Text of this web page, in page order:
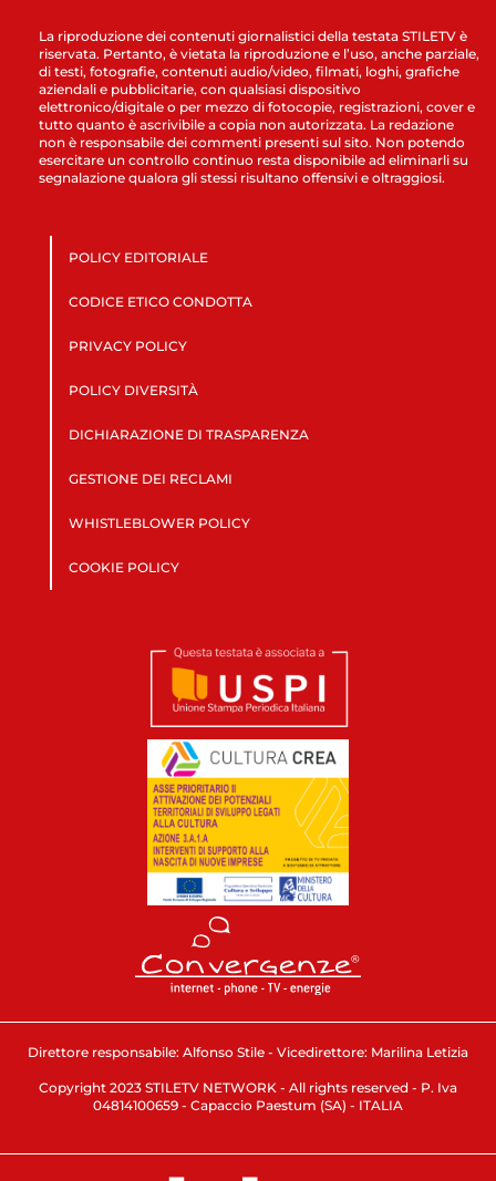
La riproduzione dei contenuti giornalistici della testata STILETV è
riservata. Pertanto, è vietata la riproduzione e l’uso, anche parziale,
di testi, fotografie, contenuti audio/video, filmati, loghi, grafiche
aziendali e pubblicitarie, con qualsiasi dispositivo
elettronico/digitale o per mezzo di fotocopie, registrazioni, cover e
tutto quanto è ascrivibile a copia non autorizzata. La redazione
non è responsabile dei commenti presenti sul sito. Non potendo
esercitare un controllo continuo resta disponibile ad eliminarli su
segnalazione qualora gli stessi risultano offensivi e oltraggiosi.
POLICY EDITORIALE
CODICE ETICO CONDOTTA
PRIVACY POLICY
POLICY DIVERSITÀ
DICHIARAZIONE DI TRASPARENZA
GESTIONE DEI RECLAMI
WHISTLEBLOWER POLICY
COOKIE POLICY
Direttore responsabile: Alfonso Stile - Vicedirettore: Marilina Letizia
Copyright 2023 STILETV NETWORK - All rights reserved - P. Iva
04814100659 - Capaccio Paestum (SA) - ITALIA